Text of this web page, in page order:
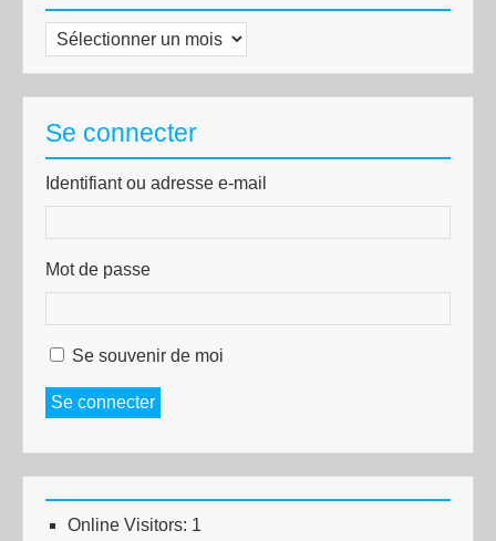
Archives
Se connecter
Identifiant ou adresse e-mail
Mot de passe
Se souvenir de moi
Se connecter
Online Visitors: 1